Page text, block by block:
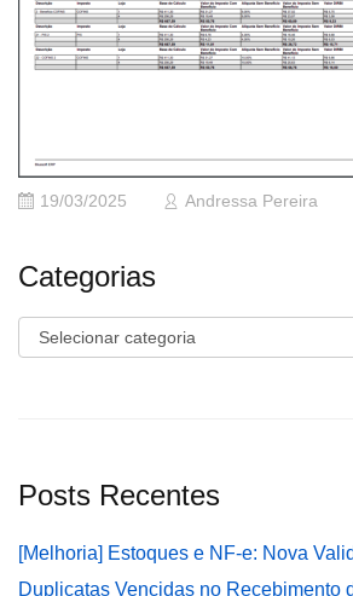
19/03/2025 Andressa Pereira
Categorias
Categorias
Posts Recentes
[Melhoria] Estoques e NF-e: Nova
Duplicatas Vencidas no Recebimento